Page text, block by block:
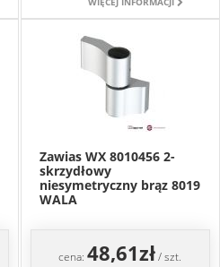
Zawias WX 8010456 2-
skrzydłowy
niesymetryczny brąz 8019
WALA
cena:48,61zł/ szt.